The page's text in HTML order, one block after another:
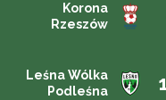
Korona
Rzeszów
Leśna Wólka
Podleśna